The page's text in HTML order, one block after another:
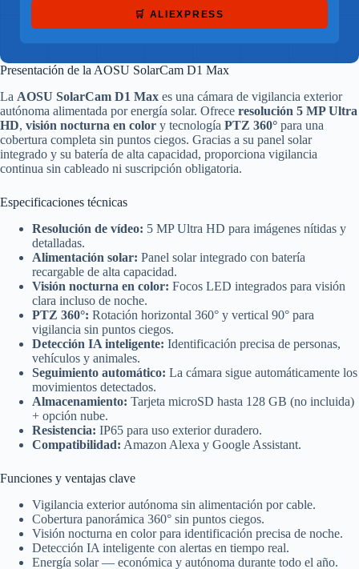
🛒 ALIEXPRESS
Presentación de la AOSU SolarCam D1 Max
La AOSU SolarCam D1 Max es una cámara de vigilancia exterior
autónoma alimentada por energía solar. Ofrece resolución 5 MP Ultra
HD, visión nocturna en color y tecnología PTZ 360° para una
cobertura completa sin puntos ciegos. Gracias a su panel solar
integrado y su batería de alta capacidad, proporciona vigilancia
continua sin cableado ni suscripción obligatoria.
Especificaciones técnicas
Resolución de vídeo: 5 MP Ultra HD para imágenes nítidas y
detalladas.
Alimentación solar: Panel solar integrado con batería
recargable de alta capacidad.
Visión nocturna en color: Focos LED integrados para visión
clara incluso de noche.
PTZ 360°: Rotación horizontal 360° y vertical 90° para
vigilancia sin puntos ciegos.
Detección IA inteligente: Identificación precisa de personas,
vehículos y animales.
Seguimiento automático: La cámara sigue automáticamente los
movimientos detectados.
Almacenamiento: Tarjeta microSD hasta 128 GB (no incluida)
+ opción nube.
Resistencia: IP65 para uso exterior duradero.
Compatibilidad: Amazon Alexa y Google Assistant.
Funciones y ventajas clave
Vigilancia exterior autónoma sin alimentación por cable.
Cobertura panorámica 360° sin puntos ciegos.
Visión nocturna en color para identificación precisa de noche.
Detección IA inteligente con alertas en tiempo real.
Energía solar — económica y autónoma durante todo el año.